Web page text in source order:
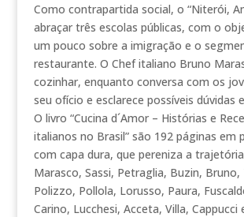
Como contrapartida social, o “Niterói,
abraçar três escolas públicas, com o
um pouco sobre a imigração e o
restaurante. O Chef italiano Bruno
cozinhar, enquanto conversa com os
seu ofício e esclarece possíveis dúvidas
O livro “Cucina d´Amor – Histórias e
italianos no Brasil” são 192 páginas em
com capa dura, que pereniza a
Marasco, Sassi, Petraglia, Buzin, Bruno,
Polizzo, Pollola, Lorusso, Paura,
Carino, Lucchesi, Acceta, Villa, Cappucci